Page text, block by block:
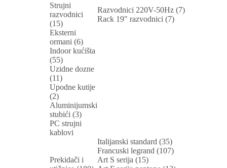
Strujni
razvodnici
(15)
Razvodnici 220V-50Hz (7)
Rack 19" razvodnici (7)
Eksterni
ormani (6)
Indoor kućišta
(55)
Uzidne dozne
(11)
Upodne kutije
(2)
Aluminijumski
stubići (3)
PC strujni
kablovi
Prekidači i
Italijanski standard (35)
Francuski legrand (107)
Art S serija (15)